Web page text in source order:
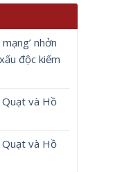
nhởn
độc kiếm
Quạt và Hồ
Quạt và Hồ